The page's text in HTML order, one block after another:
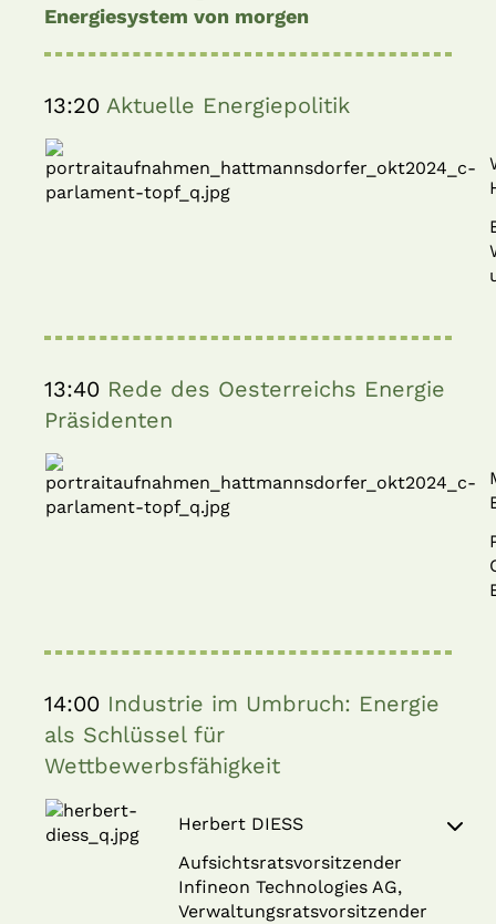
Energiesystem von morgen
13:20 Aktuelle Energiepolitik
13:40 Rede des Oesterreichs Energie
Präsidenten
14:00 Industrie im Umbruch: Energie
als Schlüssel für
Wettbewerbsfähigkeit
Herbert DIESS
Aufsichtsratsvorsitzender
Infineon Technologies AG,
Verwaltungsratsvorsitzender